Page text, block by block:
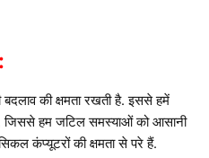
बदलाव की क्षमता रखती है. इससे हमें
जिससे हम जटिल समस्याओं को आसानी
कंप्यूटरों की क्षमता से परे हैं.